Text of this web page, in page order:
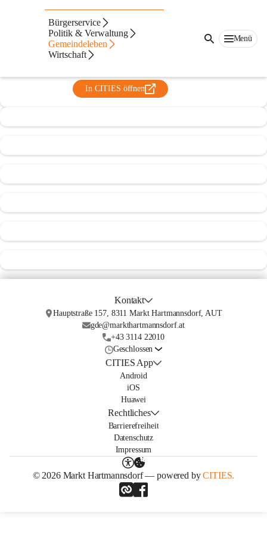
Bürgerservice
Politik & Verwaltung
Gemeindeleben
Wirtschaft
Menü
Trachtenkapelle Markt
Hartmannsdorf
@trachtenkapelle-markt-hartmannsdorf
Musikverein
In CITIES öffnen
Kontakt
Hauptstraße 157, 8311 Markt Hartmannsdorf, AUT
gde@markthartmannsdorf.at
+43 3114 22010
Geschlossen
CITIES App
Android
iOS
Huawei
Rechtliches
Barrierefreiheit
Datenschutz
Impressum
© 2026 Markt Hartmannsdorf — powered byCITIES.